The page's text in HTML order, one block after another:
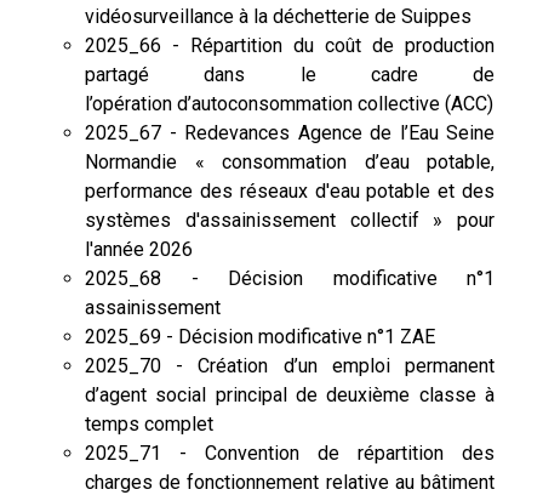
vidéosurveillance à la déchetterie de Suippes
2025_66 - Répartition du coût de production
partagé dans le cadre de
l’opération d’autoconsommation collective (ACC)
2025_67 - Redevances Agence de l’Eau Seine
Normandie « consommation d’eau potable,
performance des réseaux d'eau potable et des
systèmes d'assainissement collectif » pour
l'année 2026
2025_68 - Décision modificative n°1
assainissement
2025_69 - Décision modificative n°1 ZAE
2025_70 - Création d’un emploi permanent
d’agent social principal de deuxième classe à
temps complet
2025_71 - Convention de répartition des
charges de fonctionnement relative au bâtiment